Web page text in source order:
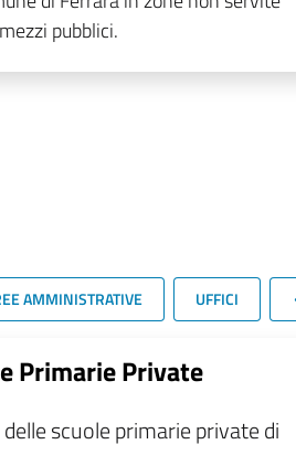
pubblici.
AMMINISTRATIVE UFFICI
Primarie Private
scuole primarie private di